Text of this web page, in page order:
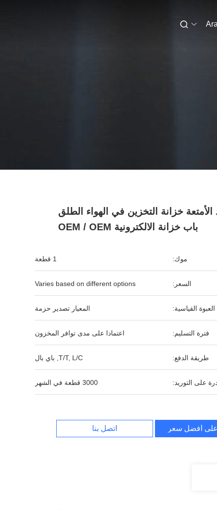
الأمتعة خزانة التخزين في الهواء الطلق
باب خزانة الالكترونية OEM / OEM
موك: 1 قطعة
السعر: Varies based on different options
العبوة القياسية: المعيار تصدير حزمة
فترة التسليم: اعتمادا على مدى توافر المخزون
طريقة الدفع: T/T, L/C, باي بال
على التوريد: 3000 قطعة في الشهر
أفضل سعر اتصل بنا